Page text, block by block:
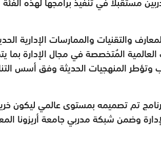
والتقنيات والممارسات الإدارية
المُتخصصة في مجال الإدارة بما
المنهجيات الحديثة وفق أسس
تم تصميمه بمستوى عالمي ليكون
وضمن شبكة مدربي جامعة أريزونا